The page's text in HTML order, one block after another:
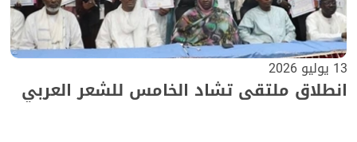
13 يوليو 2026
انطلاق ملتقى تشاد الخامس للشعر العربي